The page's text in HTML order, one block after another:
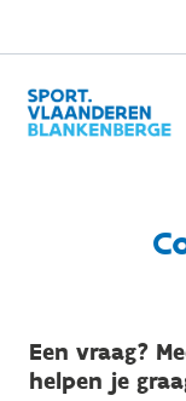
Een vraag?
helpen je